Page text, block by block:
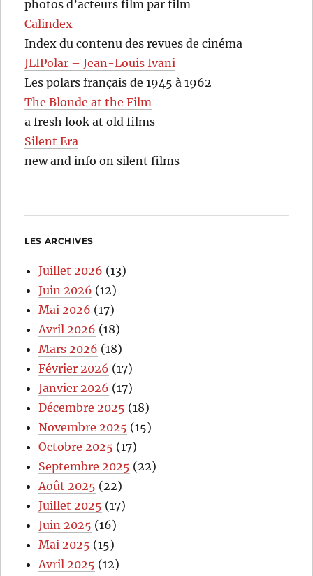
photos d’acteurs film par film
Calindex
Index du contenu des revues de cinéma
JLIPolar – Jean-Louis Ivani
Les polars français de 1945 à 1962
The Blonde at the Film
a fresh look at old films
Silent Era
new and info on silent films
LES ARCHIVES
Juillet 2026 (13)
Juin 2026 (12)
Mai 2026 (17)
Avril 2026 (18)
Mars 2026 (18)
Février 2026 (17)
Janvier 2026 (17)
Décembre 2025 (18)
Novembre 2025 (15)
Octobre 2025 (17)
Septembre 2025 (22)
Août 2025 (22)
Juillet 2025 (17)
Juin 2025 (16)
Mai 2025 (15)
Avril 2025 (12)